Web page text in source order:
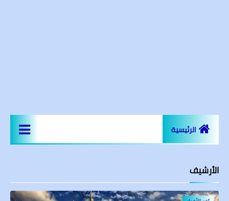
الرئيسية
عقارات و مجمعات سكنية
الأرشيف